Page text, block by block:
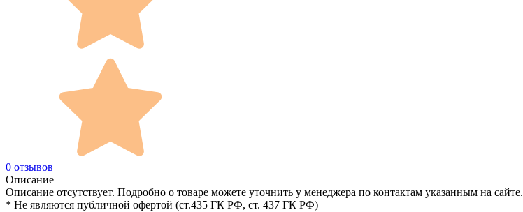
0 отзывов
Описание
Описание отсутствует. Подробно о товаре можете уточнить у менеджера по контактам указанным на сайте.
* Не являются публичной офертой (ст.435 ГК РФ, cт. 437 ГК РФ)